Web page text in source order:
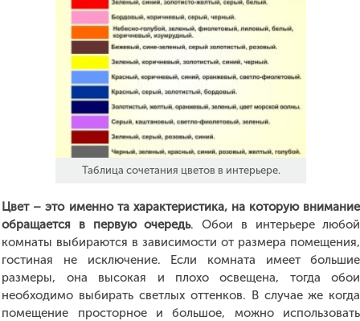
Таблица сочетания цветов в интерьере.
Цвет – это именно та характеристика, на которую внимание
обращается в первую очередь. Обои в интерьере любой
комнаты выбираются в зависимости от размера помещения,
гостиная не исключение. Если комната имеет большие
размеры, она высокая и плохо освещена, тогда обои
необходимо выбирать светлых оттенков. В случае же когда
помещение просторное и большое, можно использовать